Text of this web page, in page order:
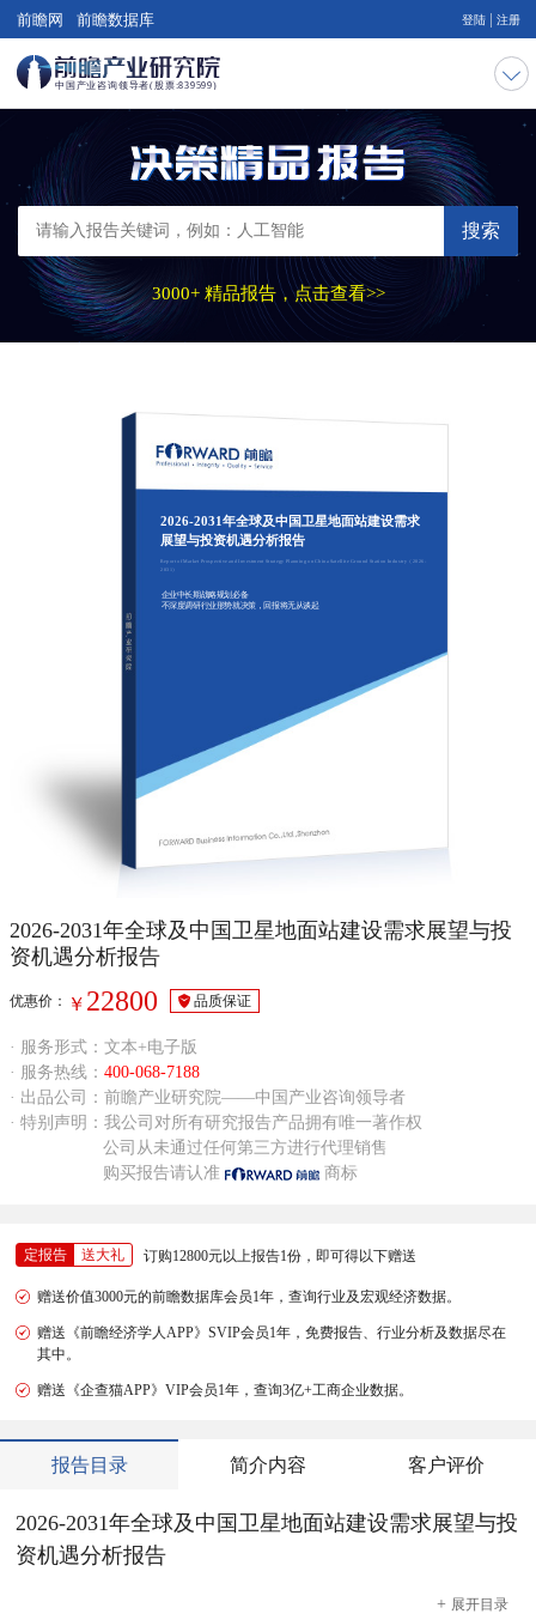
前瞻网 前瞻数据库 登陆 注册
搜索
3000+ 精品报告，点击查看>>
2026-2031年全球及中国卫星地面站建设需求
展望与投资机遇分析报告
Report of Market Prospective and Investment Strategy Planning on China Satellite Ground Station Industry（2026-
2031）
企业中长期战略规划必备
不深度调研行业形势就决策，回报将无从谈起
2026-2031年全球及中国卫星地面站建设需求展望与投
资机遇分析报告
优惠价： ￥ 22800 品质保证
· 服务形式：文本+电子版
· 服务热线： 400-068-7188
· 出品公司：前瞻产业研究院——中国产业咨询领导者
· 特别声明：我公司对所有研究报告产品拥有唯一著作权
公司从未通过任何第三方进行代理销售
购买报告请认准
商标
定报告 送大礼 订购12800元以上报告1份，即可得以下赠送
赠送价值3000元的前瞻数据库会员1年，查询行业及宏观经济数据。
赠送《前瞻经济学人APP》SVIP会员1年，免费报告、行业分析及数据尽在
其中。
赠送《企查猫APP》VIP会员1年，查询3亿+工商企业数据。
报告目录 简介内容 客户评价
2026-2031年全球及中国卫星地面站建设需求展望与投
资机遇分析报告
+ 展开目录